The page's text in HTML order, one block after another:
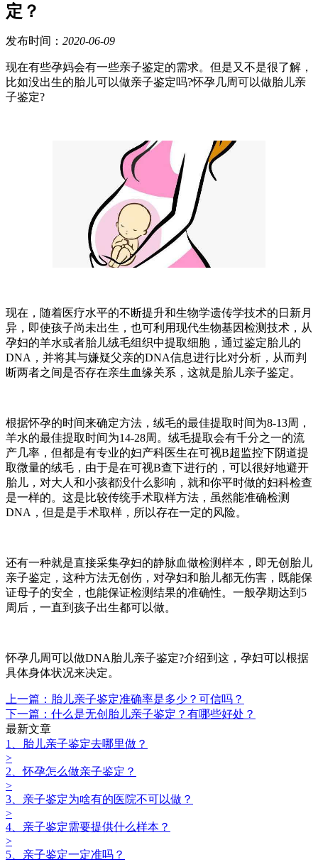
定？
发布时间： 2020-06-09
现在有些孕妈会有一些亲子鉴定的需求。但是又不是很了解，
比如没出生的胎儿可以做亲子鉴定吗?怀孕几周可以做胎儿亲
子鉴定?
现在，随着医疗水平的不断提升和生物学遗传学技术的日新月
异，即使孩子尚未出生，也可利用现代生物基因检测技术，从
孕妇的羊水或者胎儿绒毛组织中提取细胞，通过鉴定胎儿的
DNA，并将其与嫌疑父亲的DNA信息进行比对分析，从而判
断两者之间是否存在亲生血缘关系，这就是胎儿亲子鉴定。
根据怀孕的时间来确定方法，绒毛的最佳提取时间为8-13周，
羊水的最佳提取时间为14-28周。绒毛提取会有千分之一的流
产几率，但都是有专业的妇产科医生在可视B超监控下阴道提
取微量的绒毛，由于是在可视B查下进行的，可以很好地避开
胎儿，对大人和小孩都没什么影响，就和你平时做的妇科检查
是一样的。这是比较传统手术取样方法，虽然能准确检测
DNA，但是是手术取样，所以存在一定的风险。
还有一种就是直接采集孕妇的静脉血做检测样本，即无创胎儿
亲子鉴定，这种方法无创伤，对孕妇和胎儿都无伤害，既能保
证母子的安全，也能保证检测结果的准确性。一般孕期达到5
周后，一直到孩子出生都可以做。
怀孕几周可以做DNA胎儿亲子鉴定?介绍到这，孕妇可以根据
具体身体状况来决定。
上一篇：胎儿亲子鉴定准确率是多少？可信吗？
下一篇：什么是无创胎儿亲子鉴定？有哪些好处？
最新文章
1、胎儿亲子鉴定去哪里做？
>
2、怀孕怎么做亲子鉴定？
>
3、亲子鉴定为啥有的医院不可以做？
>
4、亲子鉴定需要提供什么样本？
>
5、亲子鉴定一定准吗？